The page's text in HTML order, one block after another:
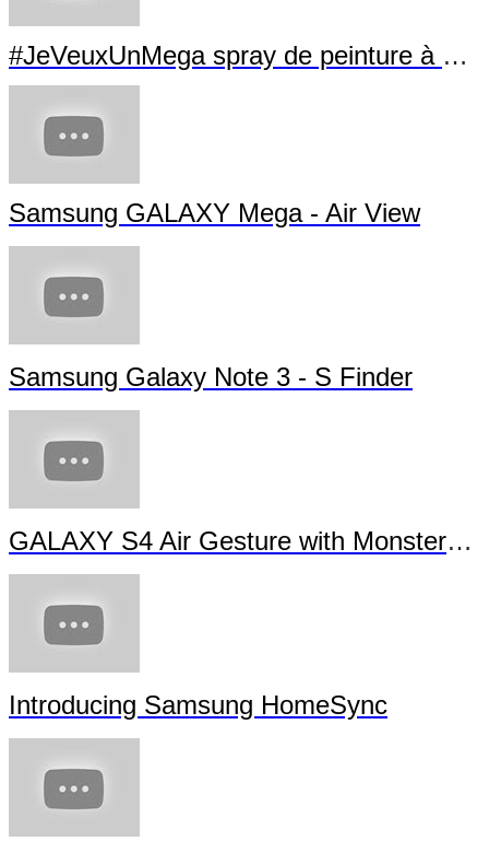
#JeVeuxUnMega spray de peinture à La Villette
Samsung GALAXY Mega - Air View
Samsung Galaxy Note 3 - S Finder
GALAXY S4 Air Gesture with Monsters University
Introducing Samsung HomeSync